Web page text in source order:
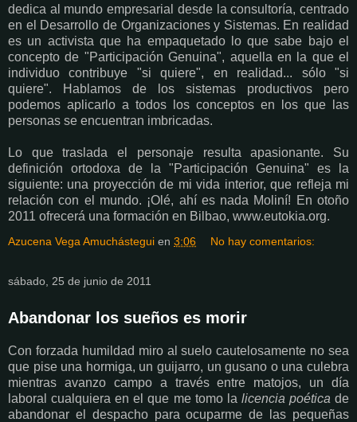
dedica al mundo empresarial desde la consultoría, centrado
en el Desarrollo de Organizaciones y Sistemas. En realidad
es un activista que ha empaquetado lo que sabe bajo el
concepto de "Participación Genuina", aquella en la que el
individuo contribuye "si quiere", en realidad... sólo "si
quiere". Hablamos de los sistemas productivos pero
podemos aplicarlo a todos los conceptos en los que las
personas se encuentran imbricadas.
Lo que traslada el personaje resulta apasionante. Su
definición ortodoxa de la "Participación Genuina" es la
siguiente: una proyección de mi vida interior, que refleja mi
relación con el mundo. ¡Olé, ahí es nada Moliní! En otoño
2011 ofrecerá una formación en Bilbao, www.eutokia.org.
Azucena Vega Amuchástegui en 3:06 No hay comentarios:
sábado, 25 de junio de 2011
Abandonar los sueños es morir
Con forzada humildad miro al suelo cautelosamente no sea
que pise una hormiga, un guijarro, un gusano o una culebra
mientras avanzo campo a través entre matojos, un día
laboral cualquiera en el que me tomo la licencia poética de
abandonar el despacho para ocuparme de las pequeñas